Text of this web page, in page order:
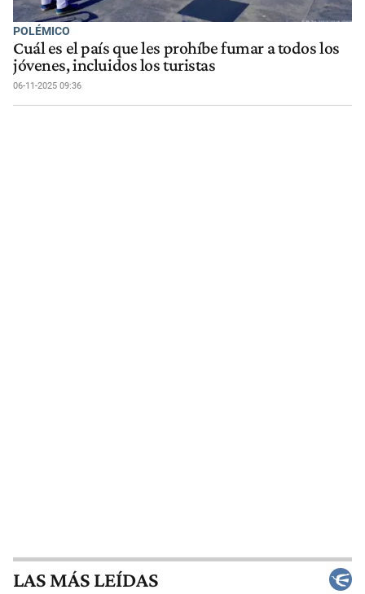
POLÉMICO
Cuál es el país que les prohíbe fumar a todos los
jóvenes, incluidos los turistas
06-11-2025 09:36
LAS MÁS LEÍDAS